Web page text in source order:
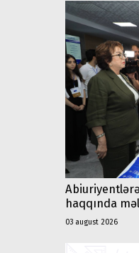
haqqında
03 august 2026